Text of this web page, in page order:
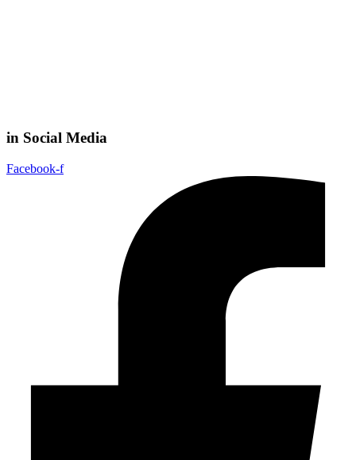
in Social Media
Facebook-f